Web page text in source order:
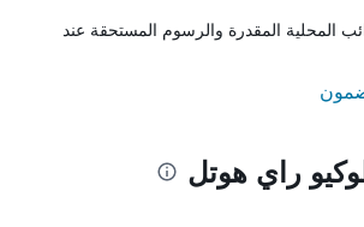
المحلية المقدرة والرسوم المستحقة عند
راي هوتل